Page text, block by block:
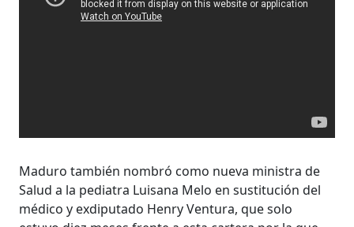
Maduro también nombró como nueva ministra de
Salud a la pediatra Luisana Melo en sustitución del
médico y exdiputado Henry Ventura, que solo